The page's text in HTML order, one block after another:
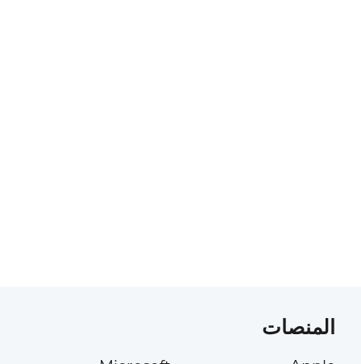
المنصات